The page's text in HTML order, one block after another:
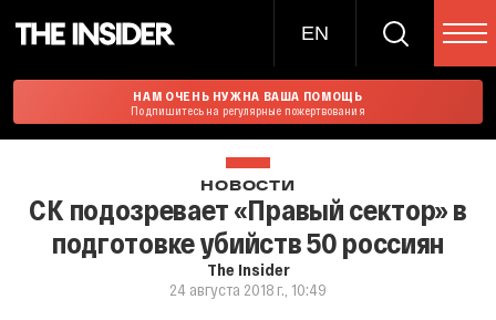
EN
НАМ ОЧЕНЬ НУЖНА ВАША ПОМОЩЬ
Подпишитесь на регулярные пожертвования
НОВОСТИ
СК подозревает «Правый сектор» в
подготовке убийств 50 россиян
The Insider
24 августа 2018 г., 10:49